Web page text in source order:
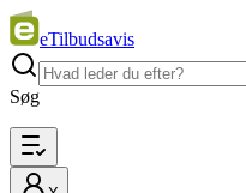
eTilbudsavis
Søg